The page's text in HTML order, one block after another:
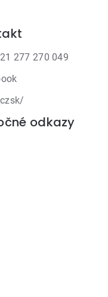
277 270 049
odkazy